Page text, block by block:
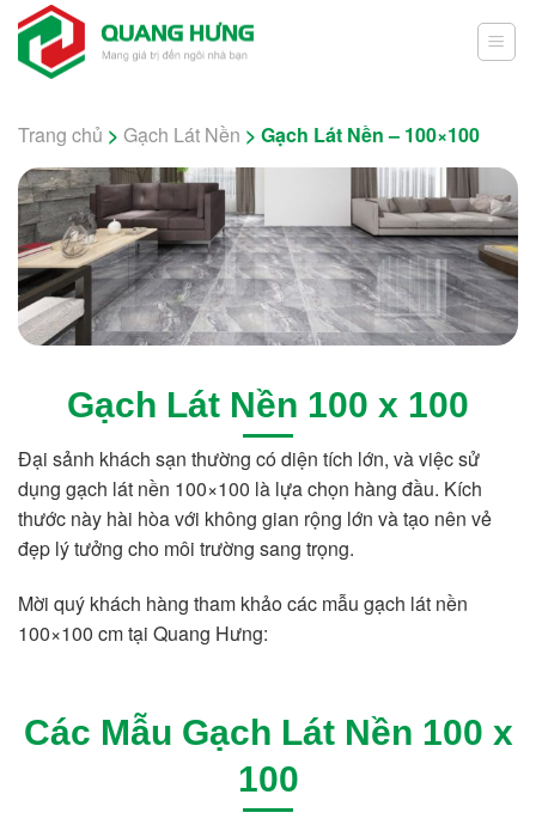
Skip
content
Trang chủ > Gạch Lát Nền > Gạch Lát Nền – 100×100
Gạch Lát Nền 100 x 100
Đại sảnh khách sạn thường có diện tích lớn, và việc sử
dụng gạch lát nền 100×100 là lựa chọn hàng đầu. Kích
thước này hài hòa với không gian rộng lớn và tạo nên vẻ
đẹp lý tưởng cho môi trường sang trọng.
Mời quý khách hàng tham khảo các mẫu gạch lát nền
100×100 cm tại Quang Hưng:
Các Mẫu Gạch Lát Nền 100 x
100